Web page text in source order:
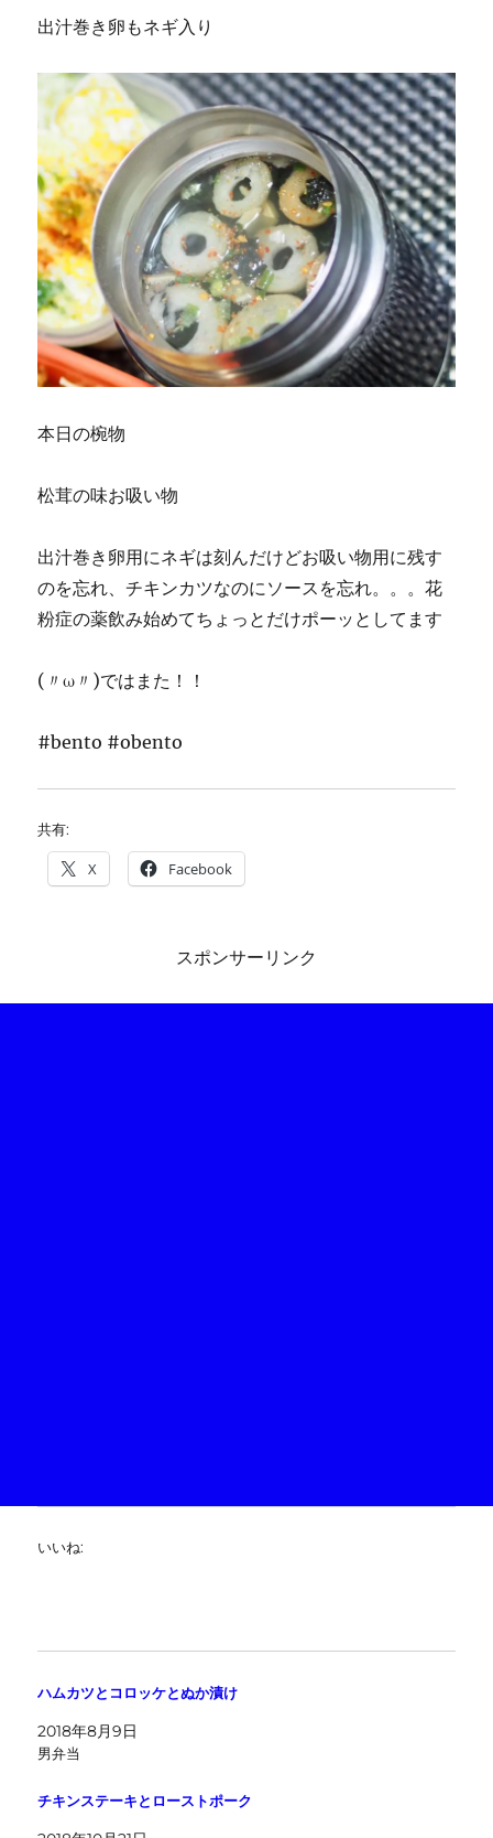
出汁巻き卵もネギ入り
本日の椀物
松茸の味お吸い物
出汁巻き卵用にネギは刻んだけどお吸い物用に残す
のを忘れ、チキンカツなのにソースを忘れ。。。花
粉症の薬飲み始めてちょっとだけポーッとしてます
(〃ω〃)ではまた！！
#bento #obento
共有:
X Facebook
スポンサーリンク
いいね:
ハムカツとコロッケとぬか漬け
2018年8月9日
男弁当
チキンステーキとローストポーク